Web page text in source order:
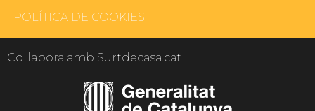
POLÍTICA DE COOKIES
Col·labora amb Surtdecasa.cat